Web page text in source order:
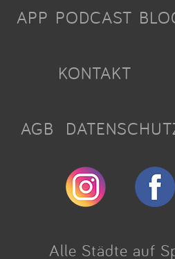
APP PODCAST
KONTAKT
AGB
Alle Städte auf